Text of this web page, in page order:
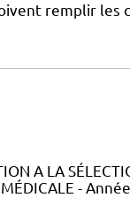
remplir les
A LA
MÉDICALE -